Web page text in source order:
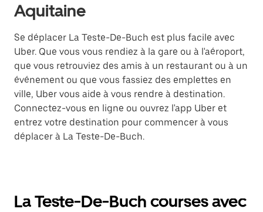
Aquitaine
Se déplacer La Teste-De-Buch est plus facile avec
Uber. Que vous vous rendiez à la gare ou à l'aéroport,
que vous retrouviez des amis à un restaurant ou à un
événement ou que vous fassiez des emplettes en
ville, Uber vous aide à vous rendre à destination.
Connectez-vous en ligne ou ouvrez l'app Uber et
entrez votre destination pour commencer à vous
déplacer à La Teste-De-Buch.
La Teste-De-Buch courses avec